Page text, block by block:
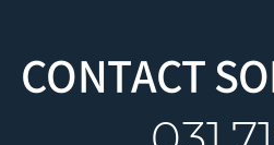
CONTACT